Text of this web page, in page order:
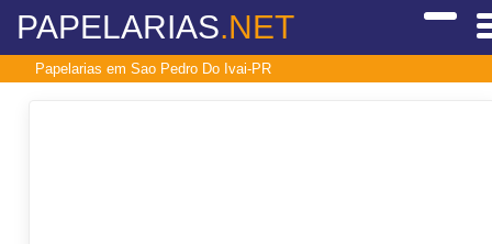
PAPELARIAS.NET
Papelarias em Sao Pedro Do Ivai-PR